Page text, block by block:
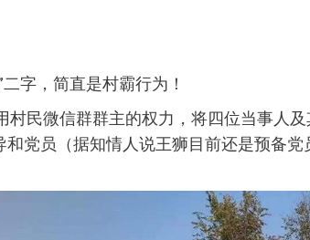
字，简直是村霸行为！
民微信群群主的权力，将四位当事人
党员（据知情人说王狮目前还是预备